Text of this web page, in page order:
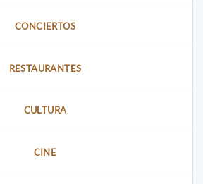
CONCIERTOS
RESTAURANTES
CULTURA
CINE